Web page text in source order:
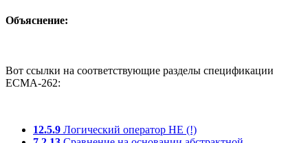
Объяснение:
Вот ссылки на соответствующие разделы спецификации
ECMA-262:
12.5.9 Логический оператор НЕ (!)